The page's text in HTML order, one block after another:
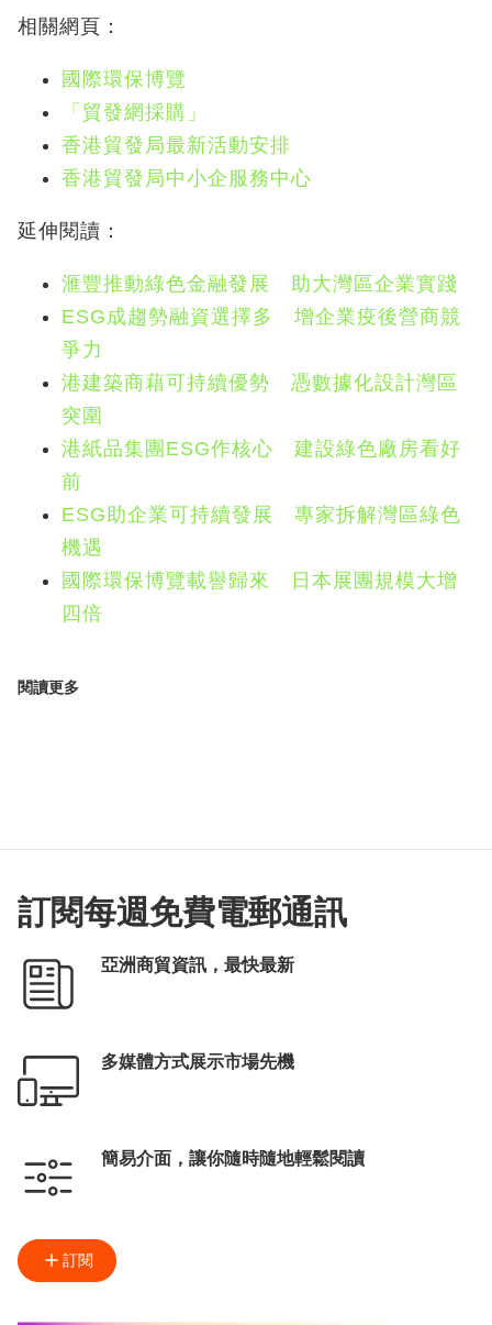
相關網頁：
國際環保博覽
「貿發網採購」
香港貿發局最新活動安排
香港貿發局中小企服務中心
延伸閱讀：
滙豐推動綠色金融發展 助大灣區企業實踐
ESG成趨勢融資選擇多 增企業疫後營商競
爭力
港建築商藉可持續優勢 憑數據化設計灣區
突圍
港紙品集團ESG作核心 建設綠色廠房看好
前
ESG助企業可持續發展 專家拆解灣區綠色
機遇
國際環保博覽載譽歸來 日本展團規模大增
四倍
閱讀更多
訂閱每週免費電郵通訊
亞洲商貿資訊，最快最新
多媒體方式展示市場先機
簡易介面，讓你隨時隨地輕鬆閱讀
訂閱